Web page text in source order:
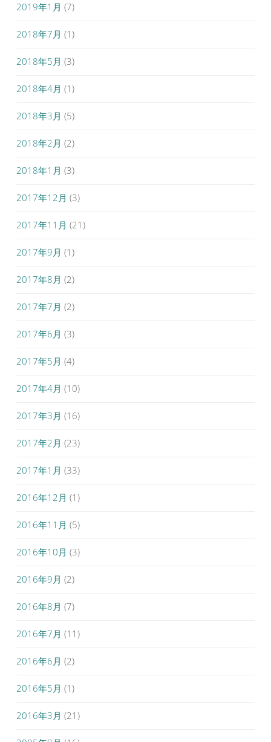
2019年1月 (7)
2018年7月 (1)
2018年5月 (3)
2018年4月 (1)
2018年3月 (5)
2018年2月 (2)
2018年1月 (3)
2017年12月 (3)
2017年11月 (21)
2017年9月 (1)
2017年8月 (2)
2017年7月 (2)
2017年6月 (3)
2017年5月 (4)
2017年4月 (10)
2017年3月 (16)
2017年2月 (23)
2017年1月 (33)
2016年12月 (1)
2016年11月 (5)
2016年10月 (3)
2016年9月 (2)
2016年8月 (7)
2016年7月 (11)
2016年6月 (2)
2016年5月 (1)
2016年3月 (21)